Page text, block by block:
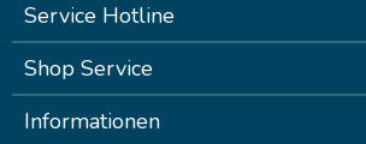
Service Hotline
Shop Service
Informationen